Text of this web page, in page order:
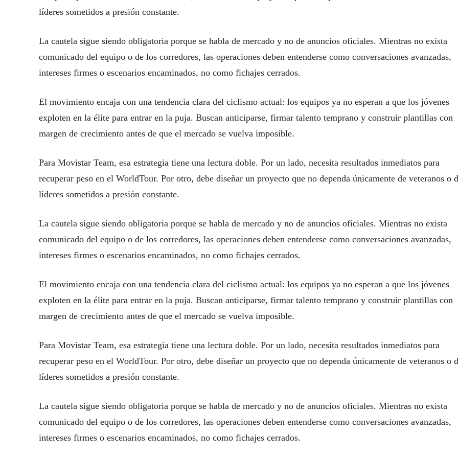
líderes sometidos a presión constante.
La cautela sigue siendo obligatoria porque se habla de mercado y no de anuncios oficiales. Mientras no exista
comunicado del equipo o de los corredores, las operaciones deben entenderse como conversaciones avanzadas,
intereses firmes o escenarios encaminados, no como fichajes cerrados.
El movimiento encaja con una tendencia clara del ciclismo actual: los equipos ya no esperan a que los jóvenes
exploten en la élite para entrar en la puja. Buscan anticiparse, firmar talento temprano y construir plantillas con
margen de crecimiento antes de que el mercado se vuelva imposible.
Para Movistar Team, esa estrategia tiene una lectura doble. Por un lado, necesita resultados inmediatos para
recuperar peso en el WorldTour. Por otro, debe diseñar un proyecto que no dependa únicamente de veteranos o
líderes sometidos a presión constante.
La cautela sigue siendo obligatoria porque se habla de mercado y no de anuncios oficiales. Mientras no exista
comunicado del equipo o de los corredores, las operaciones deben entenderse como conversaciones avanzadas,
intereses firmes o escenarios encaminados, no como fichajes cerrados.
El movimiento encaja con una tendencia clara del ciclismo actual: los equipos ya no esperan a que los jóvenes
exploten en la élite para entrar en la puja. Buscan anticiparse, firmar talento temprano y construir plantillas con
margen de crecimiento antes de que el mercado se vuelva imposible.
Para Movistar Team, esa estrategia tiene una lectura doble. Por un lado, necesita resultados inmediatos para
recuperar peso en el WorldTour. Por otro, debe diseñar un proyecto que no dependa únicamente de veteranos o
líderes sometidos a presión constante.
La cautela sigue siendo obligatoria porque se habla de mercado y no de anuncios oficiales. Mientras no exista
comunicado del equipo o de los corredores, las operaciones deben entenderse como conversaciones avanzadas,
intereses firmes o escenarios encaminados, no como fichajes cerrados.